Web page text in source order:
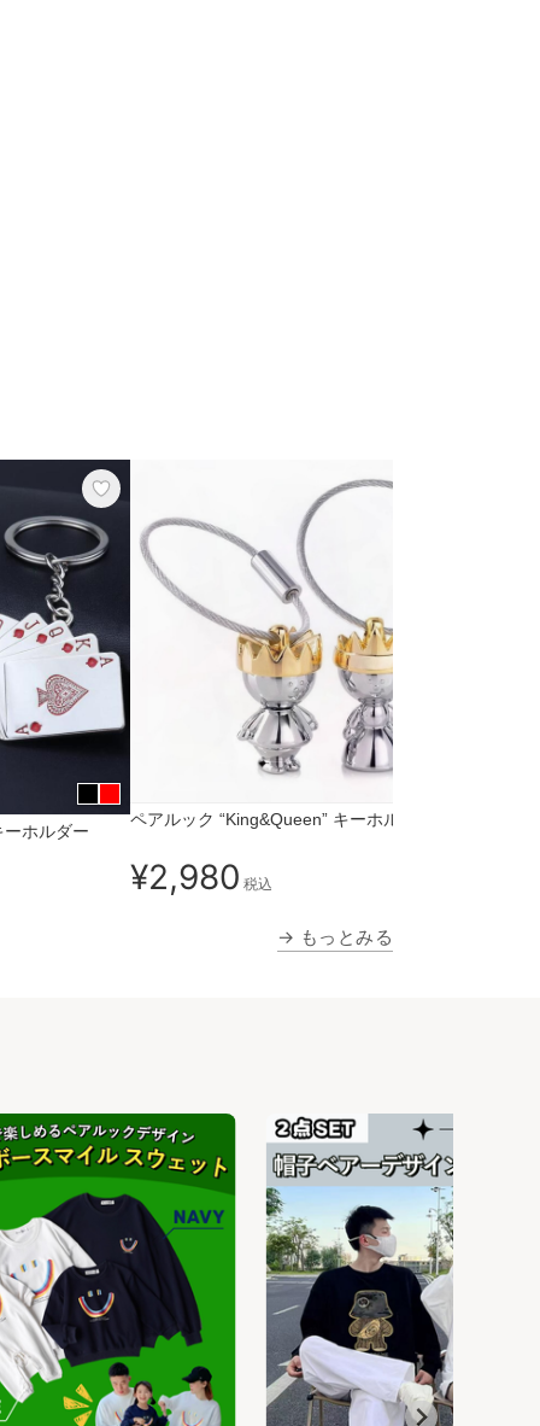
ホルダー
ペアルック “King&Queen” キーホルダー
¥2,980 税込
→ もっとみる